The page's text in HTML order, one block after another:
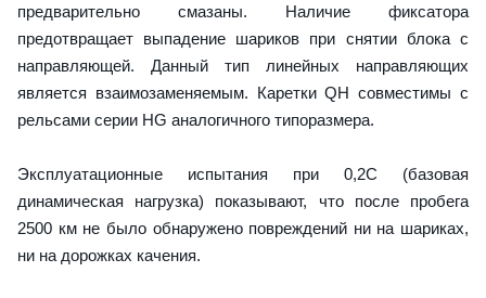
предварительно смазаны. Наличие фиксатора
предотвращает выпадение шариков при снятии блока с
направляющей. Данный тип линейных направляющих
является взаимозаменяемым. Каретки QH совместимы с
рельсами серии HG аналогичного типоразмера.
Эксплуатационные испытания при 0,2C (базовая
динамическая нагрузка) показывают, что после пробега
2500 км не было обнаружено повреждений ни на шариках,
ни на дорожках качения.